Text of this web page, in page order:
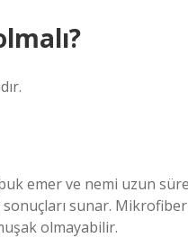
emer ve nemi uzun
sunar.
olmayabilir.